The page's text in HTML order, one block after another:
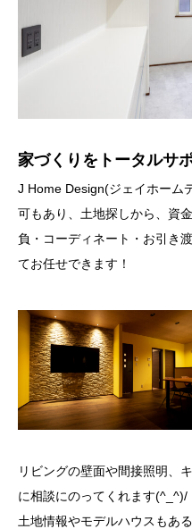
家づくりをトータルサ
J Home Design(ジェイホーム
可もあり、土地探しから、資
負・コーディネート・お引き
てお任せできます！
リビングの壁面や間接照明、
に相談にのってくれます(^_^)/
土地情報やモデルハウスもあ